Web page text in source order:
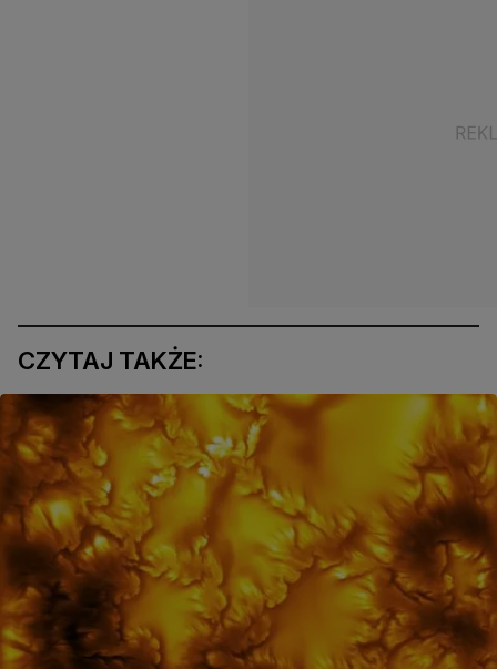
CZYTAJ TAKŻE: